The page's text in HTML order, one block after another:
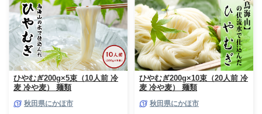
ひやむぎ200g×5束（10人前 冷
麦 冷や麦） 麺類
秋田県にかほ市
ひやむぎ200g×10束（20人前 冷
麦 冷や麦） 麺類
秋田県にかほ市